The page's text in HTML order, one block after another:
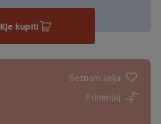
Kje kupiti
Seznam želja
Primerjaj